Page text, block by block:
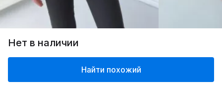
Нет в наличии
Найти похожий